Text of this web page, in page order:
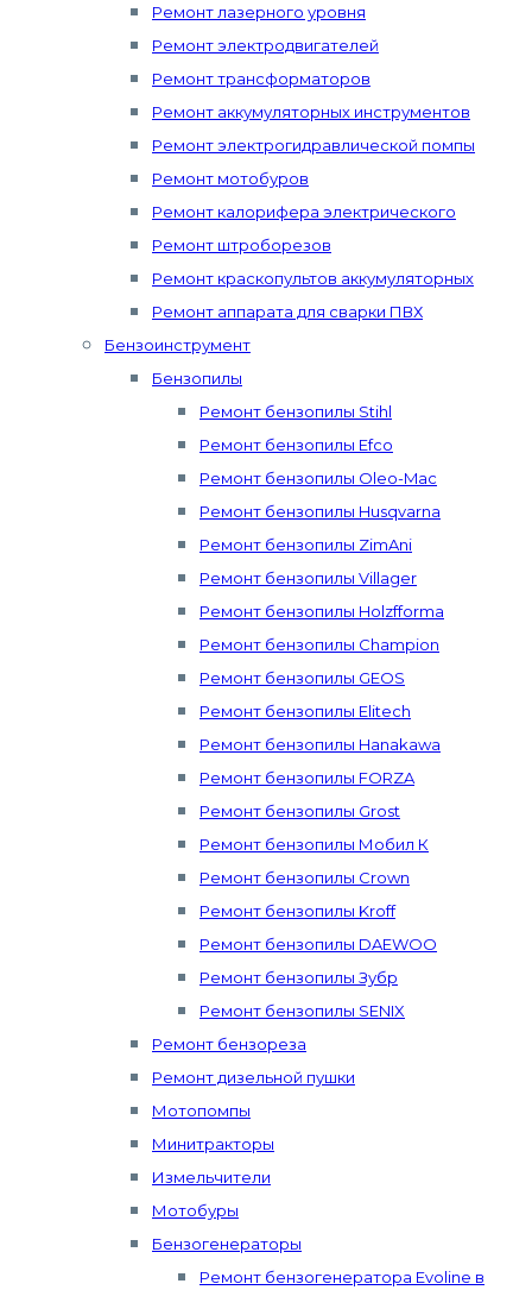
Ремонт лазерного уровня
Ремонт электродвигателей
Ремонт трансформаторов
Ремонт аккумуляторных инструментов
Ремонт электрогидравлической помпы
Ремонт мотобуров
Ремонт калорифера электрического
Ремонт штроборезов
Ремонт краскопультов аккумуляторных
Ремонт аппарата для сварки ПВХ
Бензоинструмент
Бензопилы
Ремонт бензопилы Stihl
Ремонт бензопилы Efco
Ремонт бензопилы Oleo-Mac
Ремонт бензопилы Husqvarna
Ремонт бензопилы ZimAni
Ремонт бензопилы Villager
Ремонт бензопилы Holzfforma
Ремонт бензопилы Champion
Ремонт бензопилы GEOS
Ремонт бензопилы Elitech
Ремонт бензопилы Hanakawa
Ремонт бензопилы FORZA
Ремонт бензопилы Grost
Ремонт бензопилы Мобил К
Ремонт бензопилы Crown
Ремонт бензопилы Kroff
Ремонт бензопилы DAEWOO
Ремонт бензопилы Зубр
Ремонт бензопилы SENIX
Ремонт бензореза
Ремонт дизельной пушки
Мотопомпы
Минитракторы
Измельчители
Мотобуры
Бензогенераторы
Ремонт бензогенератора Evoline в